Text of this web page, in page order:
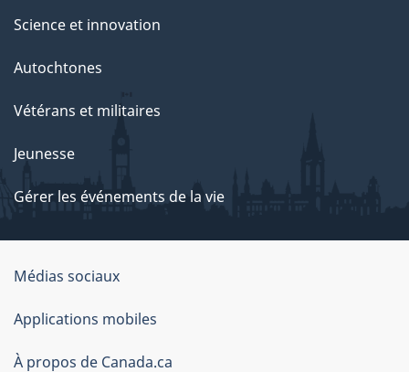
Science et innovation
Autochtones
Vétérans et militaires
Jeunesse
Gérer les événements de la vie
Organisation
du
gouvernement
du
Médias sociaux
Applications mobiles
À propos de Canada.ca